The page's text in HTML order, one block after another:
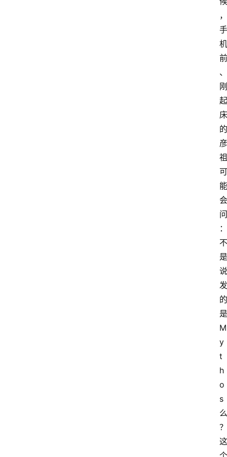
，
手
机
前
、
刚
起
床
的
彦
祖
可
能
会
问
：
不
是
说
发
的
是
M
y
t
h
o
s
么
？
这